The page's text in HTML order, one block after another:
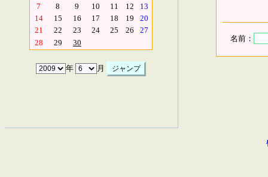
7
8 9 10 11 12
13
14
15 16 17 18 19
20
21
22 23 24 25 26
27
28
29 30
年 月
名前：